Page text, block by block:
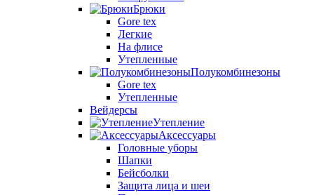
Брюки
Gore tex
Легкие
На флисе
Утепленные
Полукомбинезоны
Gore tex
Утепленные
Вейдерсы
Утепление
Аксессуары
Головные уборы
Шапки
Бейсболки
Защита лица и шеи